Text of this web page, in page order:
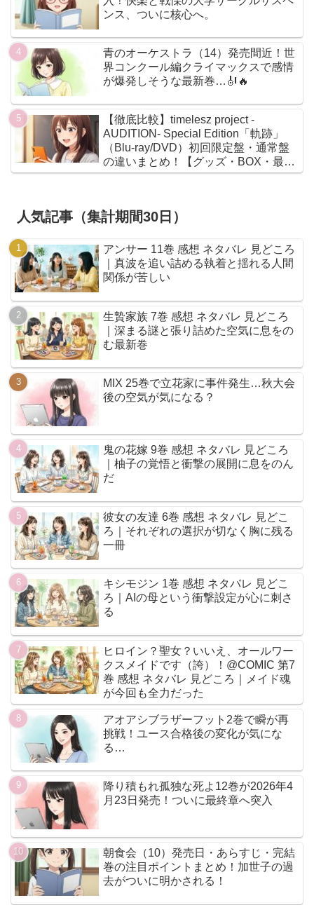
ンス、ついに核心へ。
青のオーケストラ（14）発売間近！世
界コンクール編クライマックスで感情
が爆発しそうな最新巻…🎻🔥
【徹底比較】timelesz project -
AUDITION- Special Edition「軌跡」
（Blu-ray/DVD）初回限定盤・通常盤
の違いまとめ！【グッズ・BOX・最安
値】
人気記事（集計期間30日）
アンサー 11巻 感想 ネタバレ 見どころ
｜真波を追い詰める執着と揺れる人間
関係が苦しい
生贄家族 7巻 感想 ネタバレ 見どころ
｜深まる謎と張り詰めた空気に息をの
む最新巻
MIX 25巻で立花家に事件発生…秋大会
後の空気が気になる？
鬼の花嫁 9巻 感想 ネタバレ 見どころ
｜柚子の覚悟と衝撃の展開に息をのん
だ
彼女の友達 6巻 感想 ネタバレ 見どこ
ろ｜それぞれの選択が切なく胸に残る
一冊
キシモジン 1巻 感想 ネタバレ 見どこ
ろ｜AIの母という衝撃設定が心に刺さ
る
ヒロイン？聖女？いいえ、オールワー
クスメイドです（誇）！@COMIC 第7
巻 感想 ネタバレ 見どころ｜メイド魂
が今回も全力だった
アオアシブラザーフット2巻で瞬が再
挑戦！ユース合格後の変化が気にな
る…
降り積もれ孤独な死よ12巻が2026年4
月23日発売！ついに最終章へ突入
朝食会（10）発売日・あらすじ・完結
巻の注目ポイントまとめ！加世子の過
去がついに明かされる！